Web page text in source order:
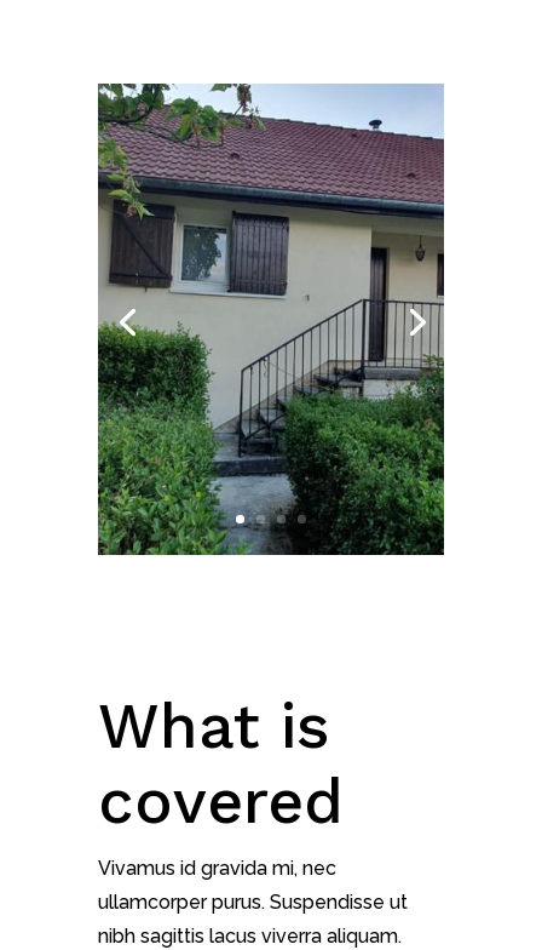
What is
covered
Vivamus id gravida mi, nec
ullamcorper purus. Suspendisse ut
nibh sagittis lacus viverra aliquam.